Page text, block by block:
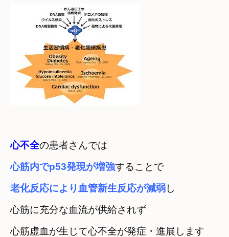
心不全の患者さんでは
心筋内でp53発現が増強
老化反応により血管新生反応が減弱し
心筋に充分な血流が供給されず
心筋虚血が生じて心不全が発症・進展します